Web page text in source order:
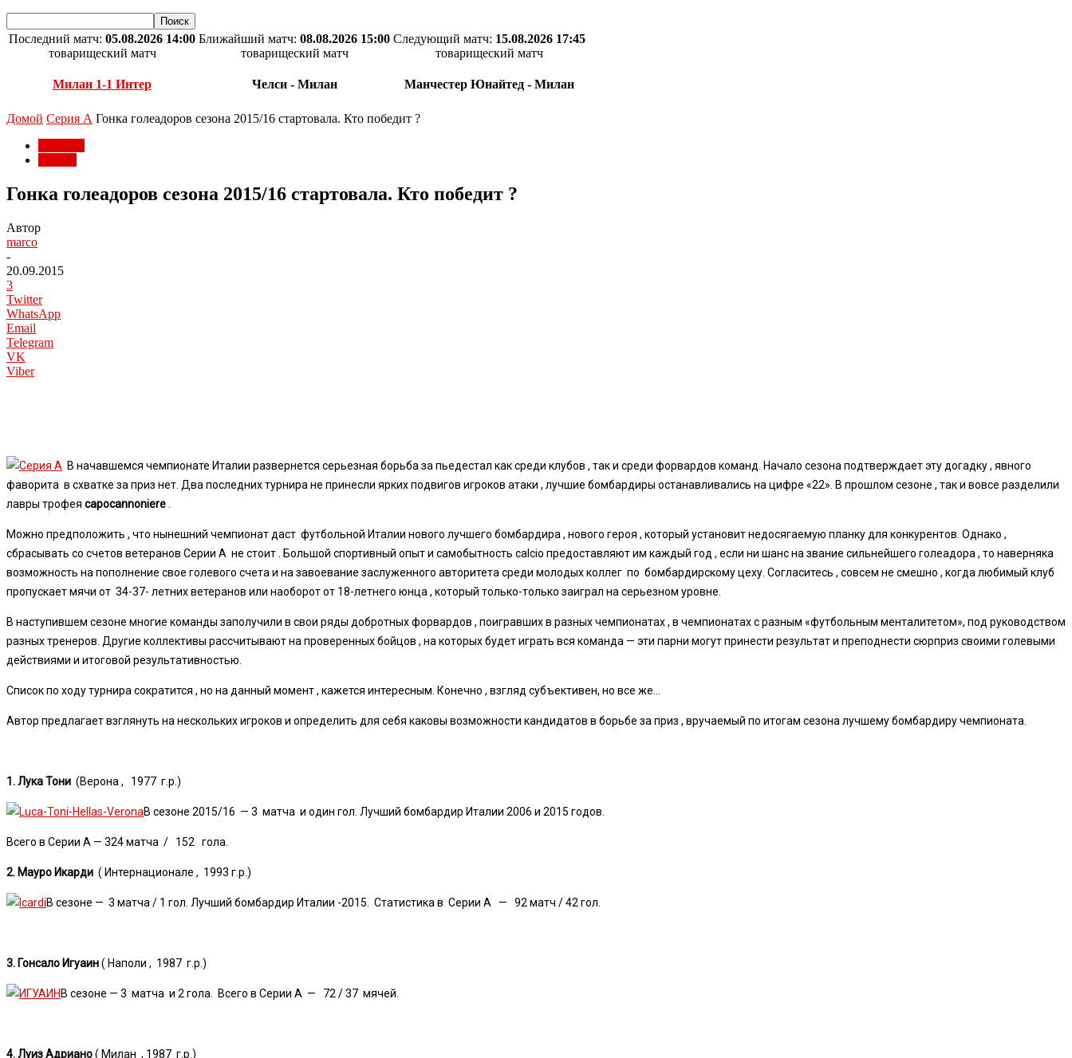
Последний матч: 05.08.2026 14:00
товарищеский матч
Милан 1-1 Интер
Ближайший матч: 08.08.2026 15:00
товарищеский матч
Челси - Милан
Следующий матч: 15.08.2026 17:45
товарищеский матч
Манчестер Юнайтед - Милан
Домой Серия А Гонка голеадоров сезона 2015/16 стартовала. Кто победит ?
Гонка голеадоров сезона 2015/16 стартовала. Кто победит ?
Автор
marco
-
20.09.2015
3
Twitter
WhatsApp
Email
Telegram
VK
Viber
В начавшемся чемпионате Италии развернется серьезная борьба за пьедестал как среди клубов , так и среди форвардов команд. Начало сезона подтверждает эту догадку , явного
фаворита в схватке за приз нет. Два последних турнира не принесли ярких подвигов игроков атаки , лучшие бомбардиры останавливались на цифре «22». В прошлом сезоне , так и вовсе разделили
лавры трофея capocannoniere
Можно предположить , что нынешний чемпионат даст футбольной Италии нового лучшего бомбардира , нового героя , который установит недосягаемую планку для конкурентов. Однако ,
сбрасывать со счетов ветеранов Серии А не стоит . Большой спортивный опыт и самобытность calcio предоставляют им каждый год , если ни шанс на звание сильнейшего голеадора , то наверняка
возможность на пополнение свое голевого счета и на завоевание заслуженного авторитета среди молодых коллег по бомбардирскому цеху. Согласитесь , совсем не смешно , когда любимый клуб
пропускает мячи от 34-37- летних ветеранов или наоборот от 18-летнего юнца , который только-только заиграл на серьезном уровне.
В наступившем сезоне многие команды заполучили в свои ряды добротных форвардов , поигравших в разных чемпионатах , в чемпионатах с разным «футбольным менталитетом», под руководством
разных тренеров. Другие коллективы рассчитывают на проверенных бойцов , на которых будет играть вся команда — эти парни могут принести результат и преподнести сюрприз своими голевыми
действиями и итоговой результативностью.
Список по ходу турнира сократится , но на данный момент , кажется интересным. Конечно , взгляд субъективен, но все же…
Автор предлагает взглянуть на нескольких игроков и определить для себя каковы возможности кандидатов в борьбе за приз , вручаемый по итогам сезона лучшему бомбардиру чемпионата.
1. Лука Тони (Верона , 1977 г.р.)
В сезоне 2015/16 — 3 матча и один гол. Лучший бомбардир Италии 2006 и 2015 годов.
Всего в Серии А — 324 матча / 152 гола.
2. Мауро Икарди ( Интернационале , 1993 г.р.)
В сезоне — 3 матча / 1 гол. Лучший бомбардир Италии -2015. Статистика в Серии А — 92 матч / 42 гол.
3. Гонсало Игуаин( Наполи , 1987 г.р.)
В сезоне — 3 матча и 2 гола. Всего в Серии А — 72 / 37 мячей.
4. Луиз Адриано( Милан , 1987 г.р.)